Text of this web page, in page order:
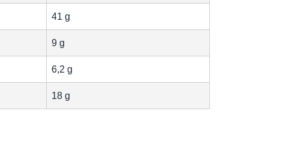
41 g
9 g
6,2 g
18 g